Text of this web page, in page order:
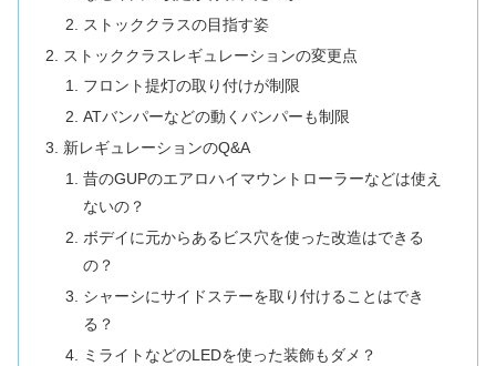
ストッククラスの目指す姿
ストッククラスレギュレーションの変更点
フロント提灯の取り付けが制限
ATバンパーなどの動くバンパーも制限
新レギュレーションのQ&A
昔のGUPのエアロハイマウントローラーなどは使え
ないの？
ボデイに元からあるビス穴を使った改造はできる
の？
シャーシにサイドステーを取り付けることはでき
る？
ミライトなどのLEDを使った装飾もダメ？